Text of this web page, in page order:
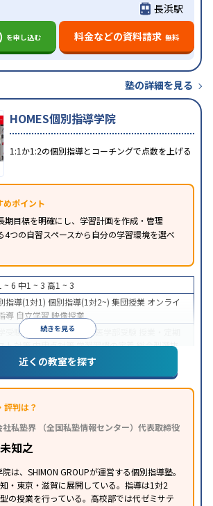
長浜駅
を申し込む 料金などの資料請求 無料
塾の詳細を見る
HOMES個別指導学院
1:1か1:2の個別指導とコーチングで点数を上げる
めポイント
期目標を明確にし、学習計画を作成・管理
4つの自習スペースから自分の学習環境を選べ
続きを見る
~ 6 中1 ~ 3 高1 ~ 3
指導(1対1) 個別指導(1対2~) 集団授業 オンライ
導 自立学習 映像授業
受験 高校受験大学受験 医学部受験
ト対策内申点対策学習習慣の定着総合型選抜
AO)対策 推薦入試対策学校別特化対策
その他科目別特化対
一貫校生に対応
学習にPC・タブレットを利用
から受講可能 季節講習のみの受講可発達障害
どもに対応
近くの教室を探す
評判は？
社私塾界 （全国私塾情報センター）代表取締役
知之
は、SHIMON GROUPが運営する個別指導塾。
・東京・滋賀に展開している。指導は1対2
の授業を行っている。高校部では代ゼミサテ